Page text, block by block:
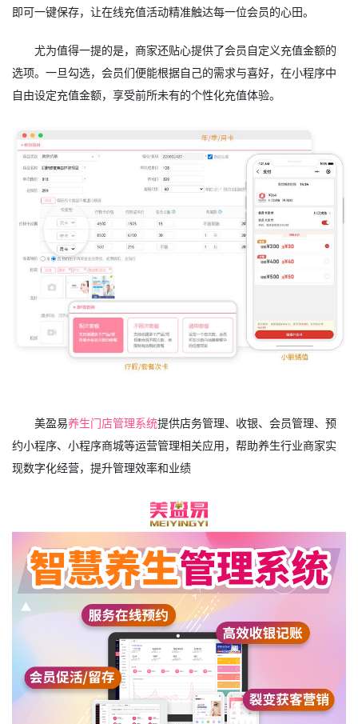
即可一键保存，让在线充值活动精准触达每一位会员的心田。
尤为值得一提的是，商家还贴心提供了会员自定义充值金额的
选项。一旦勾选，会员们便能根据自己的需求与喜好，在小程序中
自由设定充值金额，享受前所未有的个性化充值体验。
美盈易养生门店管理系统提供店务管理、收银、会员管理、预
约小程序、小程序商城等运营管理相关应用，帮助养生行业商家实
现数字化经营，提升管理效率和业绩